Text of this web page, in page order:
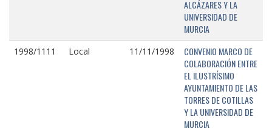
ALCÁZARES Y LA
UNIVERSIDAD DE
MURCIA
1998/1111 Local 11/11/1998
CONVENIO MARCO DE
COLABORACIÓN ENTRE
EL ILUSTRÍSIMO
AYUNTAMIENTO DE LAS
TORRES DE COTILLAS
Y LA UNIVERSIDAD DE
MURCIA